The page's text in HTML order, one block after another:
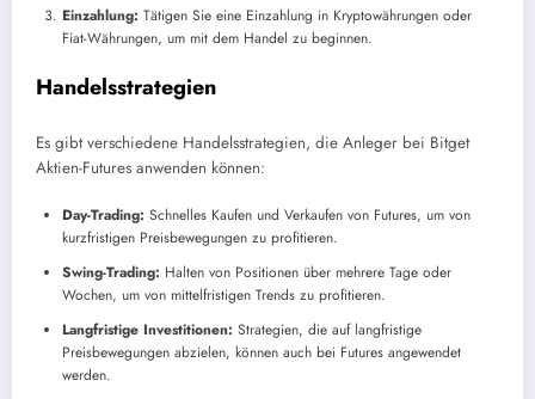
Einzahlung: Tätigen Sie eine Einzahlung in Kryptowährungen oder
Fiat-Währungen, um mit dem Handel zu beginnen.
Handelsstrategien
Es gibt verschiedene Handelsstrategien, die Anleger bei Bitget
Aktien-Futures anwenden können:
Day-Trading: Schnelles Kaufen und Verkaufen von Futures, um von
kurzfristigen Preisbewegungen zu profitieren.
Swing-Trading: Halten von Positionen über mehrere Tage oder
Wochen, um von mittelfristigen Trends zu profitieren.
Langfristige Investitionen: Strategien, die auf langfristige
Preisbewegungen abzielen, können auch bei Futures angewendet
werden.